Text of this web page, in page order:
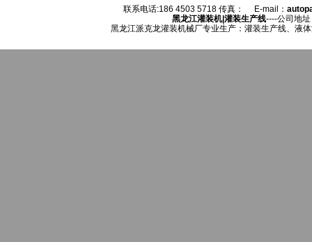
联系电话:186 4503 5718 传真： E-mail：
黑龙江灌装机|灌装生产线----公司地
黑龙江派克龙灌装机械厂专业生产：灌装生产线、液